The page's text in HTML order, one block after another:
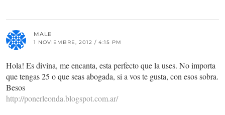
MALE
1 NOVIEMBRE, 2012 / 4:15 PM
Hola! Es divina, me encanta, esta perfecto que la uses. No importa
que tengas 25 o que seas abogada, si a vos te gusta, con esos sobra.
Besos
http://ponerleonda.blogspot.com.ar/